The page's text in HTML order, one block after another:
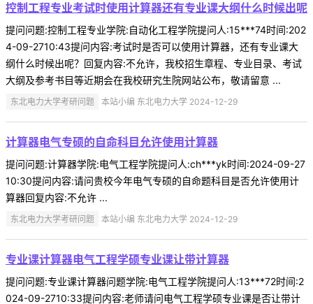
控制工程专业考试时使用计算器还有专业课大纲什么时候出呢
提问问题:控制工程专业学院:自动化工程学院提问人:15***74时间:202
4-09-2710:43提问内容:考试时是否可以使用计算器，还有专业课大
纲什么时候出呢？回复内容:不允许，我校招生章程、专业目录、考试
大纲及参考书目等近期会在我校研究生院网站公布，敬请留意 ...
东北电力大学考研问题 本站小编 东北电力大学 2024-12-29
计算器电气专硕的自命科目允许使用计算器
提问问题:计算器学院:电气工程学院提问人:ch***yk时间:2024-09-27
10:30提问内容:请问贵校今年电气专硕的自命题科目是否允许使用计
算器回复内容:不允许 ...
东北电力大学考研问题 本站小编 东北电力大学 2024-12-29
专业课计算器电气工程学硕专业课让带计算器
提问问题:专业课计算器问题学院:电气工程学院提问人:13***72时间:2
024-09-2710:33提问内容:老师请问电气工程学硕专业课是否让带计